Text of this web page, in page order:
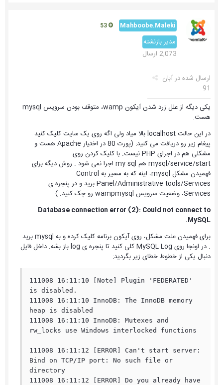
Mahboobe.Maleki
مدیر بازنشته
2,073 ارسال
ارسال شده درآبان
91
یکی دیگه از علل زرد شدن آیکون wamp، متوقف بودن سرویس mysql
هست.
در این حالت localhost بالا میاد ولی اگه روی یک سایت کلیک کنید
پیغام زیر رو دریافت می کنید: (پورت 80 در اختیار Apache هست و
مشکلی هم در اجرای PHP نیست. با کلیک کردن روی
mysql/service/start هم my sql اجرا نمی شود . روش دیگه برای
فهمیدن مشکل mysql، اینه که به مسیر به Control
Panel/Administrative tools/Services برید و در پنجره ی
Services، وضعیت سرویس wampmysql رو چک کنید. )
Database connection error (2): Could not connect to
MySQL.
برای فهمیدن علت مشکل، روی آیکون برنامه کلیک کرده و به mysql برید
. در اونجا روی MySQL Log کلی کنید تا پنجره ی log باز بشه. داخل فایل
دنبال یکی از خطوط خطای زیر بگردید:
111008 16:11:10 [Note] Plugin 'FEDERATED'
is disabled.
111008 16:11:10 InnoDB: The InnoDB memory
heap is disabled
111008 16:11:10 InnoDB: Mutexes and
rw_locks use Windows interlocked functions
111008 16:11:12 [ERROR] Can't start server:
Bind on TCP/IP port: No such file or
directory
111008 16:11:12 [ERROR] Do you already have